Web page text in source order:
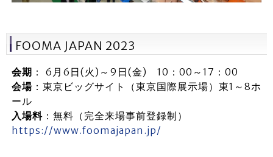
FOOMA JAPAN 2023
会期 ： 6月6日(火)～9日(金) 10：00～17：00
会場：東京ビッグサイト（東京国際展示場）東1～8ホ
ール
入場料：無料（完全来場事前登録制）
https://www.foomajapan.jp/